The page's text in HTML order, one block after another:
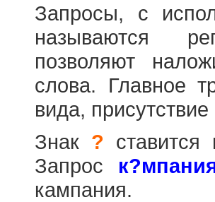
Запросы, с
называются
позволяют
слова. Главное
вида,
Знак ?
Запрос
кампания.